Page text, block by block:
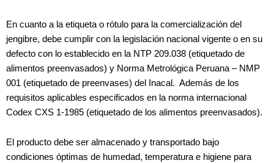
En cuanto a la etiqueta o rótulo para la comercialización del
jengibre, debe cumplir con la legislación nacional vigente o en su
defecto con lo establecido en la NTP 209.038 (etiquetado de
alimentos preenvasados) y Norma Metrológica Peruana – NMP
001 (etiquetado de preenvases) del Inacal. Además de los
requisitos aplicables especificados en la norma internacional
Codex CXS 1-1985 (etiquetado de los alimentos preenvasados).
El producto debe ser almacenado y transportado bajo
condiciones óptimas de humedad, temperatura e higiene para